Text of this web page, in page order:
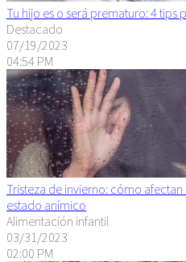
Tu hijo es o será prematuro: 4 tips
Destacado
07/19/2023
04:54 PM
Tristeza de invierno: cómo
estado anímico
Alimentación infantil
03/31/2023
02:00 PM